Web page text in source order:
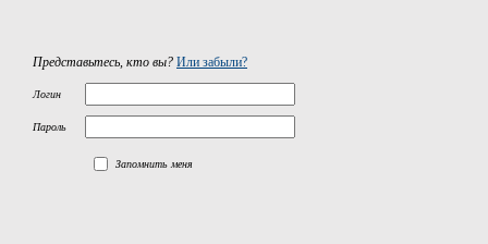
Представьтесь, кто вы? Или забыли?
Логин
Пароль
Запомнить меня